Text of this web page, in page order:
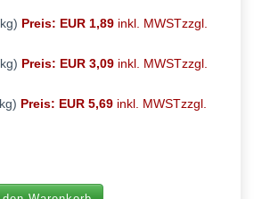
Preis: EUR 1,89 inkl. MWSTzzgl.
Preis: EUR 3,09 inkl. MWSTzzgl.
Preis: EUR 5,69 inkl. MWSTzzgl.